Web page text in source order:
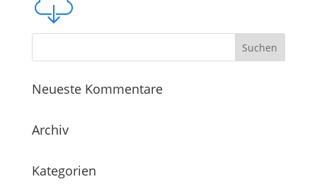
Neueste Kommentare
Archiv
Kategorien